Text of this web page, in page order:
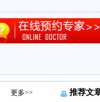
更多>> 推荐文